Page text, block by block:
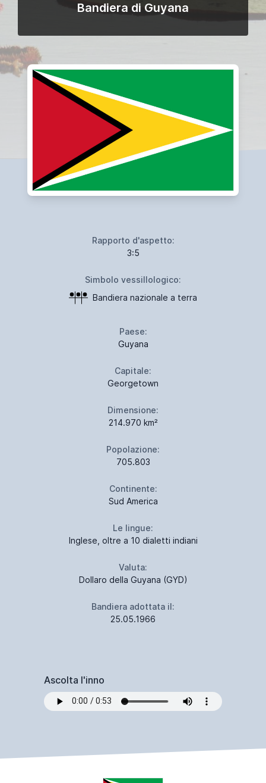
Bandiera di Guyana
Rapporto d'aspetto:
3:5
Simbolo vessillologico:
Bandiera nazionale a terra
Paese:
Guyana
Capitale:
Georgetown
Dimensione:
214.970 km²
Popolazione:
705.803
Continente:
Sud America
Le lingue:
Inglese, oltre a 10 dialetti indiani
Valuta:
Dollaro della Guyana (GYD)
Bandiera adottata il:
25.05.1966
Ascolta l'inno